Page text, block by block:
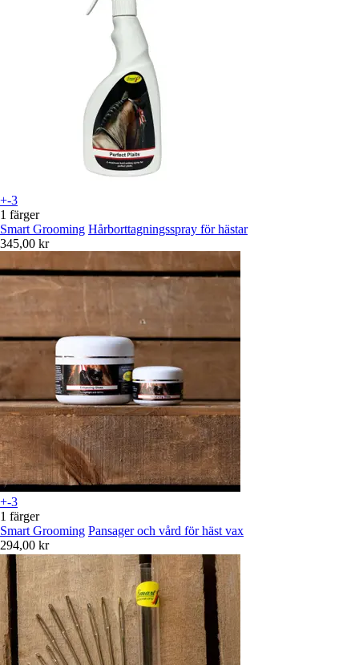
+-3
1 färger
Smart Grooming Hårborttagningsspray för hästar
345,00 kr
+-3
1 färger
Smart Grooming Pansager och vård för häst vax
294,00 kr